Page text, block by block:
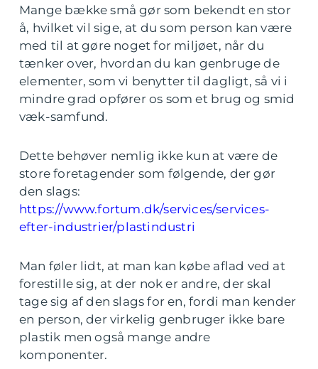
Mange bække små gør som bekendt en stor
å, hvilket vil sige, at du som person kan være
med til at gøre noget for miljøet, når du
tænker over, hvordan du kan genbruge de
elementer, som vi benytter til dagligt, så vi i
mindre grad opfører os som et brug og smid
væk-samfund.
Dette behøver nemlig ikke kun at være de
store foretagender som følgende, der gør
den slags:
https://www.fortum.dk/services/services-
efter-industrier/plastindustri
Man føler lidt, at man kan købe aflad ved at
forestille sig, at der nok er andre, der skal
tage sig af den slags for en, fordi man kender
en person, der virkelig genbruger ikke bare
plastik men også mange andre
komponenter.